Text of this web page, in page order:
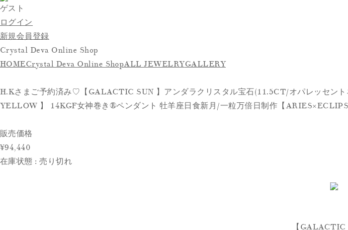
ゲスト
ログイン
新規会員登録
Crystal Deva Online Shop
HOMECrystal Deva Online ShopALL JEWELRYGALLERY
H.Kさまご予約済み♡【GALACTIC SUN 】アンダラクリスタル宝石(11.5CT/オパレッセン
YELLOW 】 14KGF女神巻き®︎ペンダント 牡羊座日食新月/一粒万倍日制作【
販売価格
¥94,440
在庫状態 : 売り切れ
【GALACTIC